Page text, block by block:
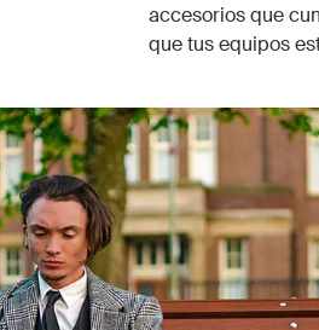
accesorios que
que tus equipos